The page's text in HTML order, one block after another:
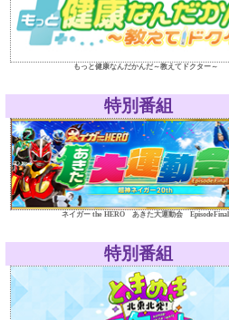
もっと健康なんだかんだ～教えてドクター～
特別番組
ネイガー the HERO あきた大運動会 EpisodeFinal
特別番組